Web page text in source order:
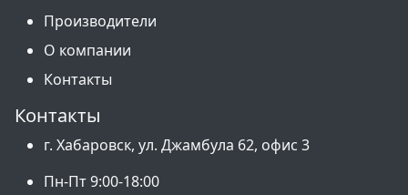
Производители
О компании
Контакты
Контакты
г. Хабаровск, ул. Джамбула 62, офис 3
Пн-Пт 9:00-18:00